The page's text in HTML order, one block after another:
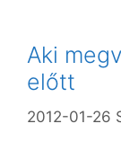
Aki
előtt
2012-01-26